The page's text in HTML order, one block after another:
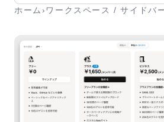
ホーム › ワークスペース / サイドバ